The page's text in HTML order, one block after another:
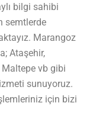
bilgi sahibi
semtlerde
Marangoz
Ataşehir,
Maltepe vb gibi
sunuyoruz.
için bizi